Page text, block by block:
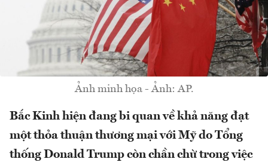
Ảnh minh họa - Ảnh: AP.
Bắc Kinh hiện đang bi quan về khả năng đạt
một thỏa thuận thương mại với Mỹ do Tổng
thống Donald Trump còn chần chừ trong việc